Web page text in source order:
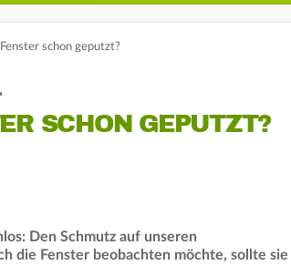
schon geputzt?
SCHON GEPUTZT?
Den Schmutz auf unseren
die Fenster beobachten möchte, sollte sie